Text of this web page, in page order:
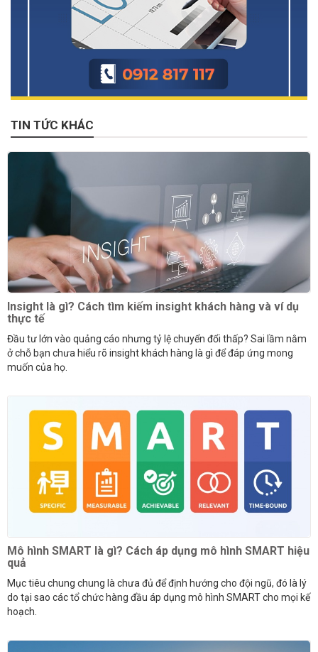
TIN TỨC KHÁC
Insight là gì? Cách tìm kiếm insight khách hàng và ví dụ
thực tế
Đầu tư lớn vào quảng cáo nhưng tỷ lệ chuyển đổi thấp? Sai lầm nằm
ở chỗ bạn chưa hiểu rõ insight khách hàng là gì để đáp ứng mong
muốn của họ.
Mô hình SMART là gì? Cách áp dụng mô hình SMART hiệu
quả
Mục tiêu chung chung là chưa đủ để định hướng cho đội ngũ, đó là lý
do tại sao các tổ chức hàng đầu áp dụng mô hình SMART cho mọi kế
hoạch.